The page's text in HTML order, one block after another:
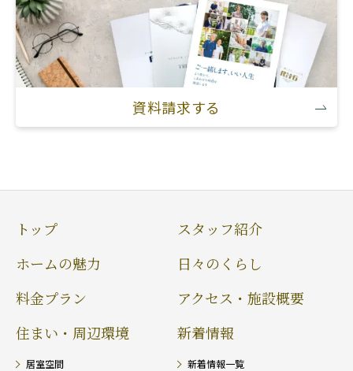
資料請求する
トップ
ホームの魅力
料金プラン
住まい・周辺環境
居室空間
スタッフ紹介
日々のくらし
アクセス・施設概要
新着情報
新着情報一覧